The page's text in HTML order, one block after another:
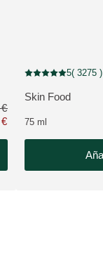
usuarios
VER
Skin Food
Puntuación: 5 / 5
5( 3275 )
75 ml